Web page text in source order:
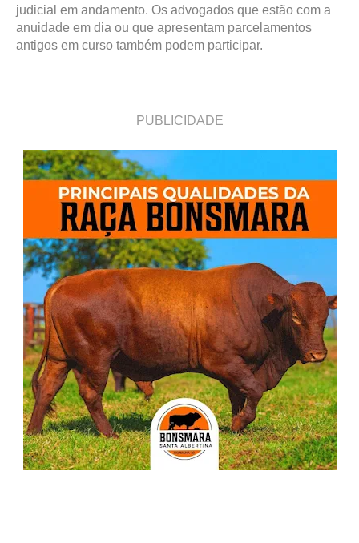
judicial em andamento. Os advogados que estão com a
anuidade em dia ou que apresentam parcelamentos
antigos em curso também podem participar.
PUBLICIDADE